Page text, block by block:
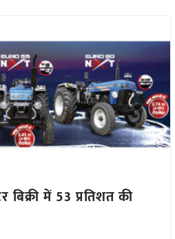
बिक्री में 53 प्रतिशत की